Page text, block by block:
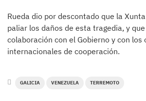
Rueda dio por descontado que la
paliar los daños de esta tragedia, y
colaboración con el Gobierno y con los
internacionales de cooperación.
GALICIA VENEZUELA TERREMOTO